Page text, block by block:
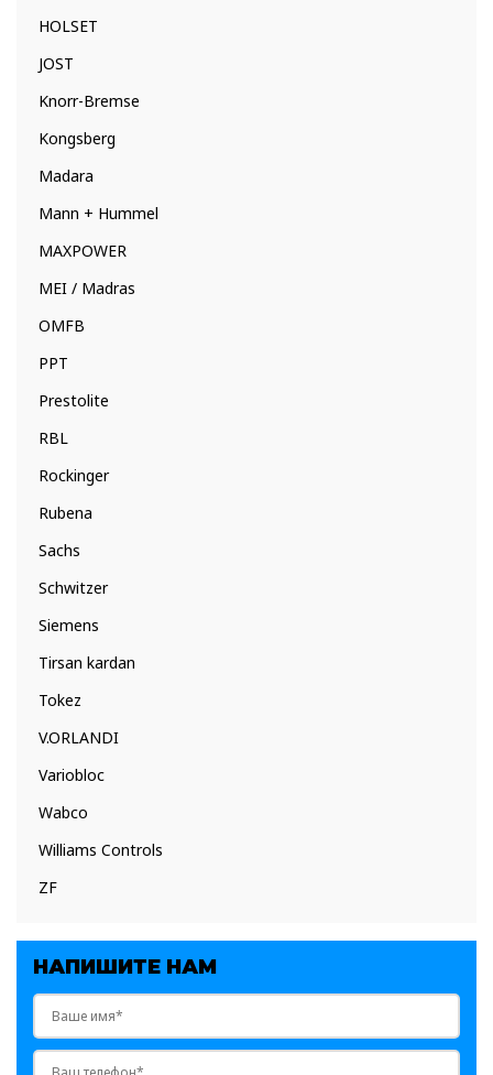
HOLSET
JOST
Knorr-Bremse
Kongsberg
Madara
Mann + Hummel
MAXPOWER
MEI / Madras
OMFB
PPT
Prestolite
RBL
Rockinger
Rubena
Sachs
Schwitzer
Siemens
Tirsan kardan
Tokez
V.ORLANDI
Variobloc
Wabco
Williams Controls
ZF
НАПИШИТЕ НАМ